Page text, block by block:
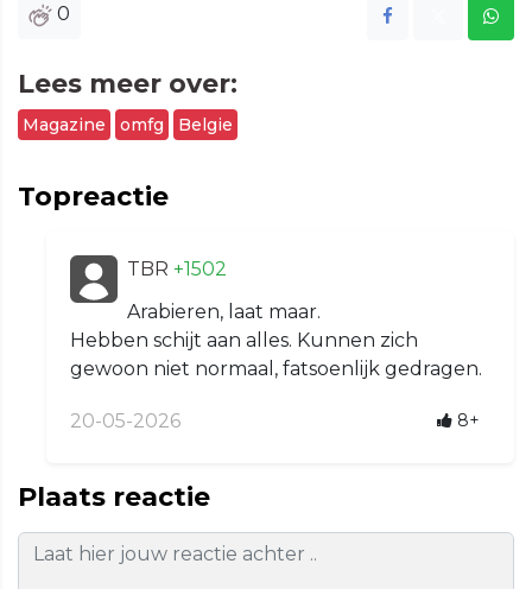
0
Lees meer over:
Magazine omfg Belgie
Topreactie
TBR +1502
Arabieren, laat maar.
Hebben schijt aan alles. Kunnen zich
gewoon niet normaal, fatsoenlijk gedragen.
20-05-2026 8+
Plaats reactie